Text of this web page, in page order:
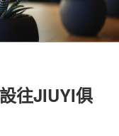
往JIUYI俱